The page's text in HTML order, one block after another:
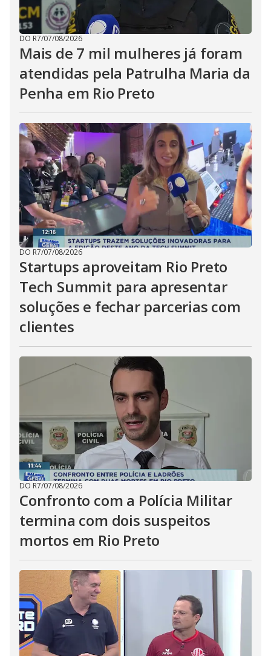
DO R7/07/08/2026
Mais de 7 mil mulheres já foram
atendidas pela Patrulha Maria da
Penha em Rio Preto
DO R7/07/08/2026
Startups aproveitam Rio Preto
Tech Summit para apresentar
soluções e fechar parcerias com
clientes
DO R7/07/08/2026
Confronto com a Polícia Militar
termina com dois suspeitos
mortos em Rio Preto